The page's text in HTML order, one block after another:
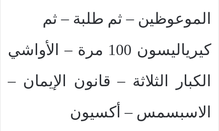
الموعوظين – ثم طلبة – ثم
كيرياليسون 100 مرة – الأواشي
الكبار الثلاثة – قانون الإيمان –
الاسبسمس – أكسيون